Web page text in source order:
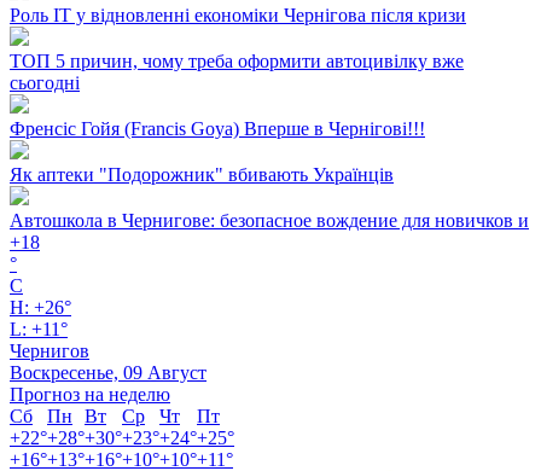
Роль ІТ у відновленні економіки Чернігова після кризи
ТОП 5 причин, чому треба оформити автоцивілку вже
сьогодні
Френсіс Гойя (Francis Goya) Вперше в Чернігові!!!
Як аптеки "Подорожник" вбивають Українців
Автошкола в Чернигове: безопасное вождение для новичков и
+18
°
C
H: +26°
L: +11°
Чернигов
Воскресенье, 09 Август
Прогноз на неделю
Сб
Пн Вт Ср Чт
Пт
+22°+28°+30°+23°+24°+25°
+16°+13°+16°+10°+10°+11°